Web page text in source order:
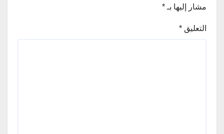
مشار إليها بـ *
التعليق *